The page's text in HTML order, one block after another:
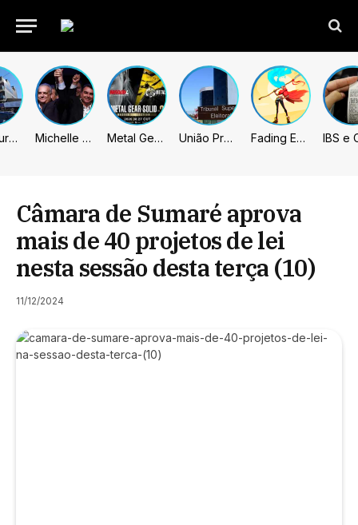
Prefeitura de Sumaré inaugura nova subsede da GCM na Área Cura Michelle celebra vice de Flávio: “Que chapa possa ser vitoriosa” Metal Gear Solid: Master Collection 2 terá legendas e menus em portugues União Progressista e PL terão mais tempo de propaganda eleitoral Fading Echo – Review
Câmara de Sumaré aprova
mais de 40 projetos de lei
nesta sessão desta terça (10)
11/12/2024